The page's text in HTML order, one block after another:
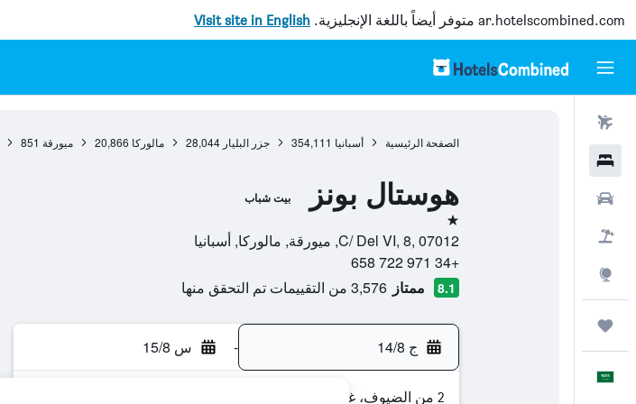
ar.hotelscombined.com متوفر أيضاً باللغة الإنجليزية. Visit site in English
الصفحة الرئيسية أسبانيا 354,111 جزر البليار 28,044 مالوركا 20,866 ميورقة 851
هوستال بونز بيت شباب
نجمة واحدة
C/ Del VI, 8, 07012, ميورقة, مالوركا, أسبانيا
+34 971 722 658
8.1 ممتاز 3,576 من التقييمات تم التحقق منها
ج 14/8 - س 15/8
2 من الضيوف، غرفة واحدة